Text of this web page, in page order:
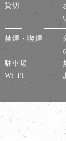
貸切
禁煙・喫煙
駐車場
Wi-Fi